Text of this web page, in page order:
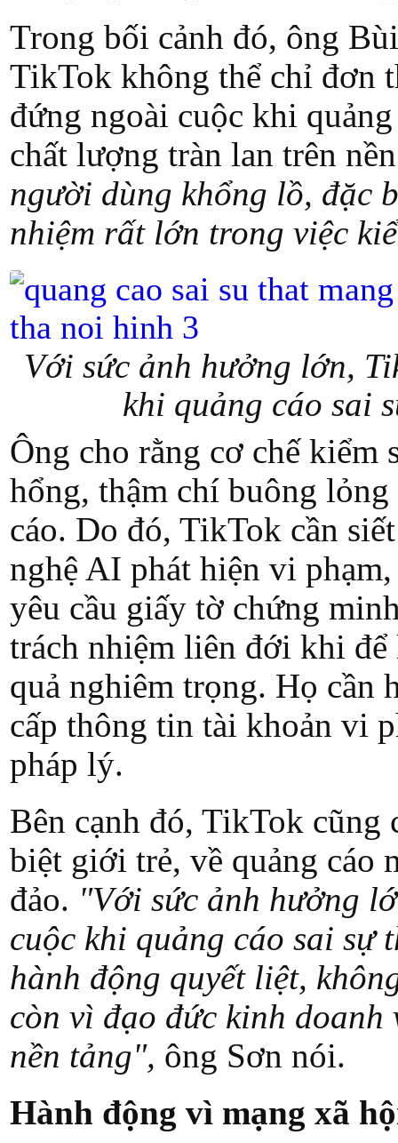
Trong bối cảnh đó, ông
TikTok không thể chỉ đơn
đứng ngoài cuộc khi
chất lượng tràn lan trên
người dùng khổng lồ, đặc
nhiệm rất lớn trong việc
Với sức ảnh hưởng lớn,
khi quảng cáo sai
Ông cho rằng cơ chế kiểm
hổng, thậm chí buông
cáo. Do đó, TikTok cần
nghệ AI phát hiện vi
yêu cầu giấy tờ chứng
trách nhiệm liên đới khi để
quả nghiêm trọng. Họ cần
cấp thông tin tài khoản vi
pháp lý.
Bên cạnh đó, TikTok cũng
biệt giới trẻ, về quảng cáo
đảo. "Với sức ảnh hưởng
cuộc khi quảng cáo sai sự
hành động quyết liệt,
còn vì đạo đức kinh
nền tảng", ông Sơn nói.
Hành động vì mạng xã